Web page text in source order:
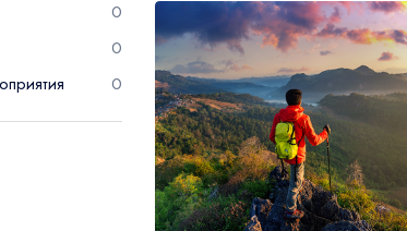
0
0
0
0